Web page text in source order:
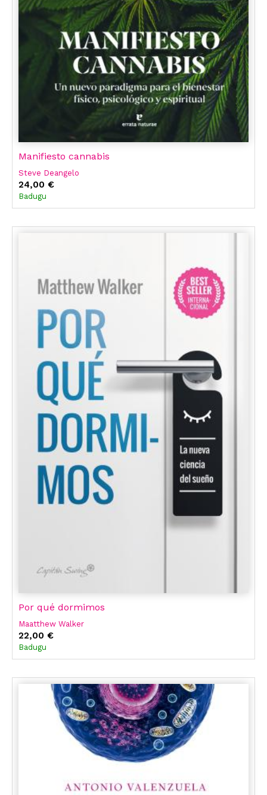
Manifiesto cannabis
Steve Deangelo
24,00 €
Badugu
Por qué dormimos
Maatthew Walker
22,00 €
Badugu